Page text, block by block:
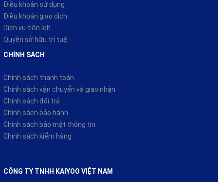
Điều khoản sử dụng
Điều khoản giao dịch
Dịch vụ tiện ích
Quyền sở hữu trí tuệ
CHÍNH SÁCH
Chính sách thanh toán
Chính sách vận chuyển và giao nhận
Chính sách đổi trả
Chính sách bảo hành
Chính sách bảo mật thông tin
Chính sách kiểm hàng
CÔNG TY TNHH KAIYOO VIỆT NAM